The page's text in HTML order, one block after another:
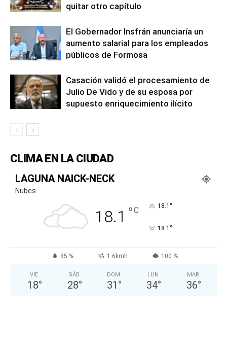
quitar otro capítulo
El Gobernador Insfrán anunciaría un
aumento salarial para los empleados
públicos de Formosa
Casación validó el procesamiento de
Julio De Vido y de su esposa por
supuesto enriquecimiento ilícito
CLIMA EN LA CIUDAD
LAGUNA NAICK-NECK
Nubes
18.1 °C 18.1 °
18.1 °
85 % 1.6kmh 100 %
VIE
18°
SÁB
28°
DOM
31 °
LUN
34°
MAR
36°